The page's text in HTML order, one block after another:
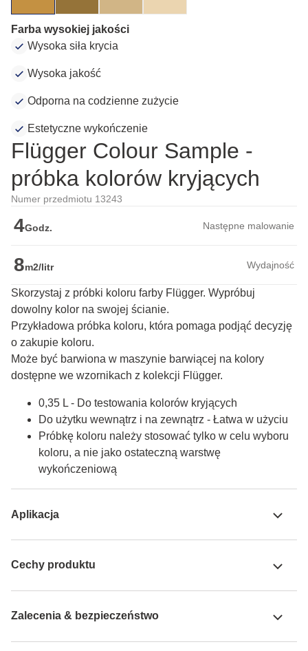
Farba wysokiej jakości
Wysoka siła krycia
Wysoka jakość
Odporna na codzienne zużycie
Estetyczne wykończenie
Flügger Colour Sample -
próbka kolorów kryjących
Numer przedmiotu 13243
4Godz. Następne malowanie
8m2/litr Wydajność
Skorzystaj z próbki koloru farby Flügger. Wypróbuj
dowolny kolor na swojej ścianie.
Przykładowa próbka koloru, która pomaga podjąć decyzję
o zakupie koloru.
Może być barwiona w maszynie barwiącej na kolory
dostępne we wzornikach z kolekcji Flügger.
0,35 L - Do testowania kolorów kryjących
Do użytku wewnątrz i na zewnątrz - Łatwa w użyciu
Próbkę koloru należy stosować tylko w celu wyboru
koloru, a nie jako ostateczną warstwę
wykończeniową
Aplikacja
Cechy produktu
Zalecenia & bezpieczeństwo